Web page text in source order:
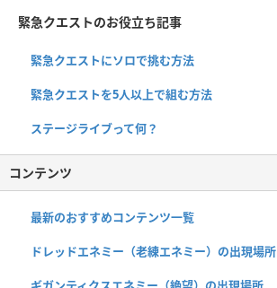
緊急クエストのお役立ち記事
緊急クエストにソロで挑む方法
緊急クエストを5人以上で組む方法
ステージライブって何？
コンテンツ
最新のおすすめコンテンツ一覧
ドレッドエネミー（老練エネミー）の出現場所